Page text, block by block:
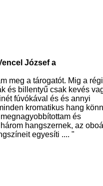
József a
meg a tárogatót. Mig a régi
és billentyű csak kevés
fúvókával és és annyi
kromatikus hang
és
hangszernek, az
egyesíti .... "